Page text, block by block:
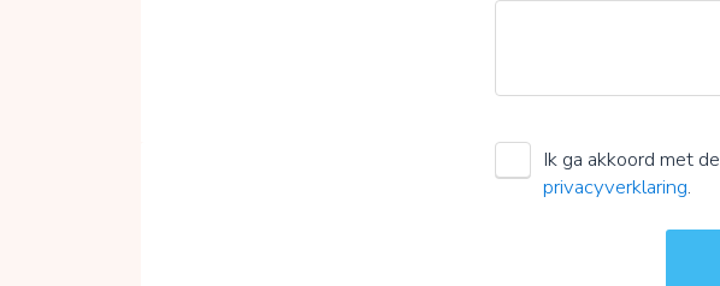
Ik ga akkoord met de
privacyverklaring.